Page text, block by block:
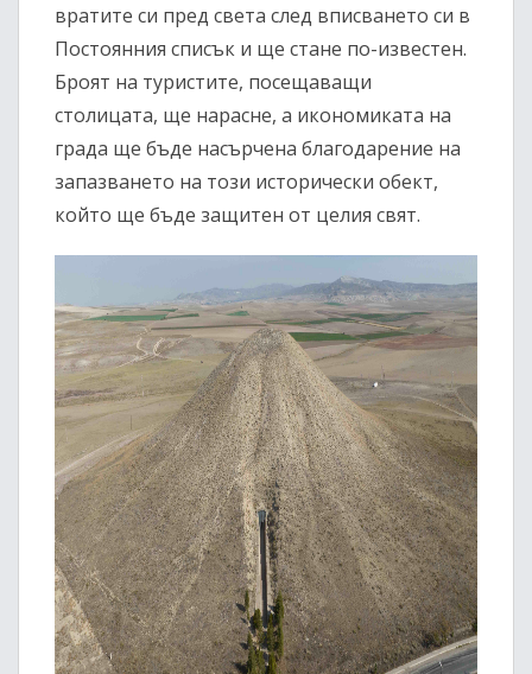
вратите си пред света след вписването си в
Постоянния списък и ще стане по-известен.
Броят на туристите, посещаващи
столицата, ще нарасне, а икономиката на
града ще бъде насърчена благодарение на
запазването на този исторически обект,
който ще бъде защитен от целия свят.